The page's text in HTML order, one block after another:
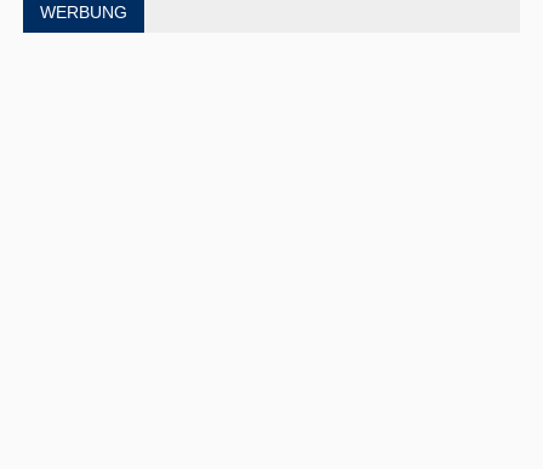
WERBUNG